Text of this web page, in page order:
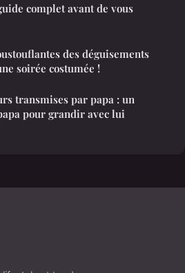
complet avant de vous
des déguisements
soirée costumée !
transmises par papa : un
pour grandir avec lui